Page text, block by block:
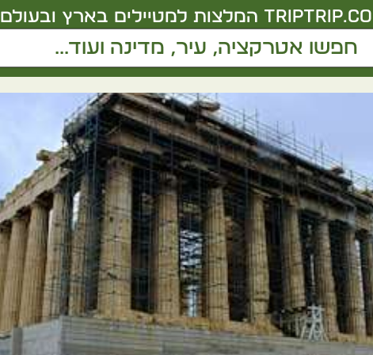
המלצות למטיילים בארץ ובעולם